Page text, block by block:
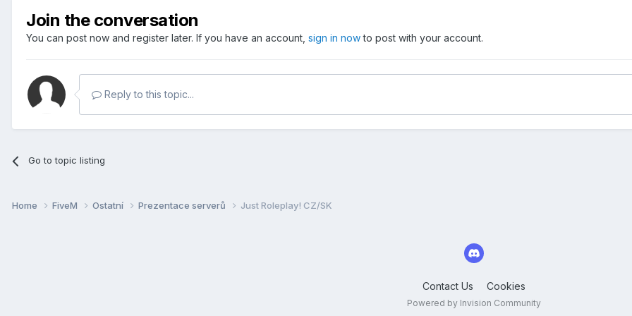
Join the conversation
You can post now and register later. If you have an account, sign in nowto post with your account.
Reply to this topic...
Go to topic listing
Home FiveM Ostatní Prezentace serverů Just Roleplay! CZ/SK
Contact Us Cookies
Powered by Invision Community